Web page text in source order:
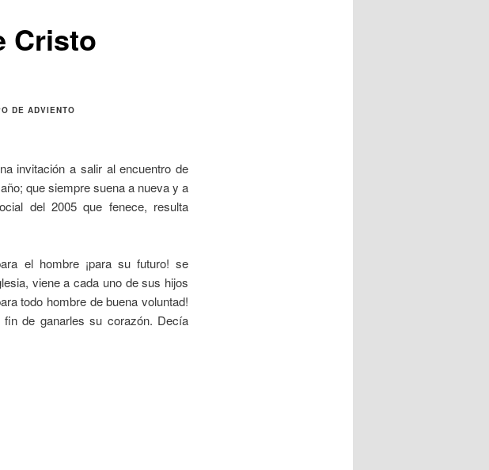
Cristo
DE ADVIENTO
invitación a salir al encuentro de
que siempre suena a nueva y a
del 2005 que fenece, resulta
el hombre ¡para su futuro! se
viene a cada uno de sus hijos
todo hombre de buena voluntad!
de ganarles su corazón. Decía